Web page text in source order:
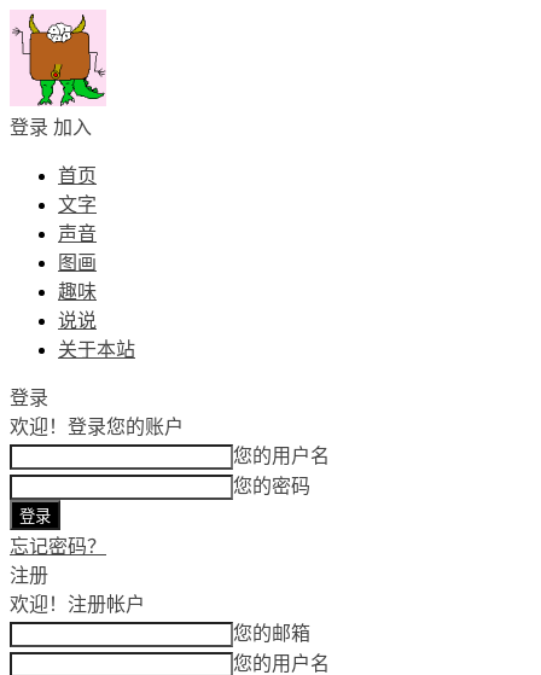
登录 加入
首页
文字
声音
图画
趣味
说说
关于本站
登录
欢迎！ 登录您的账户
您的用户名
您的密码
忘记密码？
注册
欢迎！ 注册帐户
您的邮箱
您的用户名